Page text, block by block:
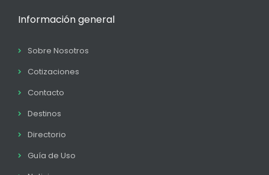
Información general
Sobre Nosotros
Cotizaciones
Contacto
Destinos
Directorio
Guía de Uso